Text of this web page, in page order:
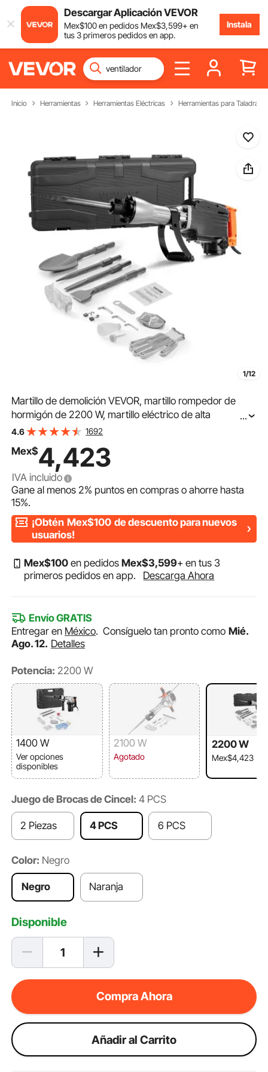
Descargar Aplicación VEVOR
Mex$100en pedidos Mex$3,599+ en
tus 3 primeros pedidos en app.
Instala
Inicio Herramientas Herramientas Eléctricas Herramientas para Taladrar
1/12
Martillo de demolición VEVOR, martillo rompedor de
hormigón de 2200 W, martillo eléctrico de alta
resistencia de 1350 BPM, 4 cinceles con estuche, color
...
4.6 1692
Mex$4,423
IVA incluido
Gane al menos2% puntos en compras o ahorre hasta
15%.
¡Obtén Mex$100 de descuento para nuevos
usuarios!
Mex$100 en pedidosMex$3,599+ en tus 3
primeros pedidos en app.
Descarga Ahora
Envío GRATIS
Entregar en México.Consíguelo tan pronto como Mié.
Ago. 12. Detalles
Potencia: 2200 W
1400 W
Ver opciones
disponibles
2100 W
Agotado
2200 W
Mex$4,423
Juego de Brocas de Cincel: 4 PCS
2 Piezas 4 PCS 6 PCS
Color: Negro
Negro Naranja
Disponible
Compra Ahora
Añadir al Carrito